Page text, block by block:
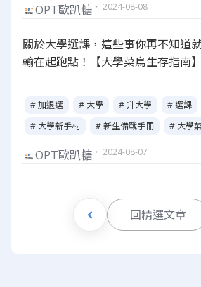
OPT歐趴糖 ・ 2024-08-08
關於大學選課，這些事你再不知道
輸在起跑點！【大學菜鳥生存指南】
# 加退選 # 大學 # 升大學 # 選課
# 大學新手村
# 新生備戰手冊 # 大學
OPT歐趴糖 ・ 2024-08-07
回精選文章